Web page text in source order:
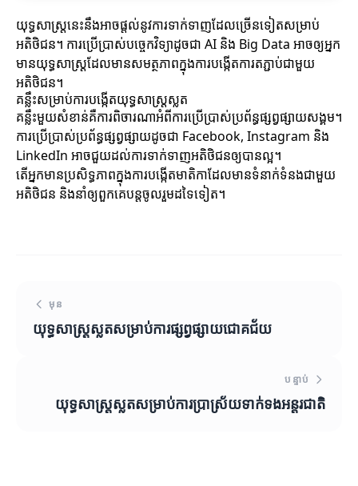
យុទ្ធសាស្ត្រនេះនឹងអាចផ្ដល់នូវការទាក់ទាញដែលច្រើនទៀតសម្រាប់
អតិថិជន។ ការប្រើប្រាស់បច្ចេកវិទ្យាដូចជា AI និង Big Data អាចឲ្យអ្នក
មានយុទ្ធសាស្ត្រដែលមានសមត្ថភាពក្នុងការបង្កើតការតភ្ជាប់ជាមួយ
អតិថិជន។
គន្លឹះសម្រាប់ការបង្កើតយុទ្ធសាស្ត្រស្លត
គន្លឹះមួយសំខាន់គឺការពិចារណាអំពីការប្រើប្រាស់ប្រព័ន្ធផ្សព្វផ្សាយសង្គម។
ការប្រើប្រាស់ប្រព័ន្ធផ្សព្វផ្សាយដូចជា Facebook, Instagram និង
LinkedIn អាចជួយដល់ការទាក់ទាញអតិថិជនឲ្យបានល្អ។
តើអ្នកមានប្រសិទ្ធភាពក្នុងការបង្កើតមាតិកាដែលមានទំនាក់ទំនងជាមួយ
អតិថិជន និងនាំឲ្យពួកគេបន្តចូលរួមដទៃទៀត។
មុន
យុទ្ធសាស្ត្រស្លតសម្រាប់ការផ្សព្វផ្សាយជោគជ័យ
បន្ទាប់
យុទ្ធសាស្ត្រស្លតសម្រាប់ការប្រាស្រ័យទាក់ទងអន្តរជាតិ